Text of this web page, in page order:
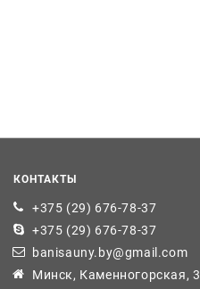
КОНТАКТЫ
+375 (29) 676-78-37
+375 (29) 676-78-37
banisauny.by@gmail.com
Минск, Каменногорская, 3